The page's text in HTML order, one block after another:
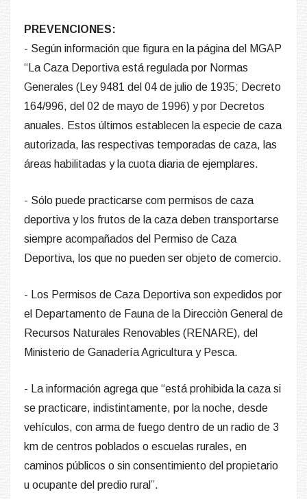
PREVENCIONES:
- Según información que figura en la página del MGAP
“La Caza Deportiva está regulada por Normas
Generales (Ley 9481 del 04 de julio de 1935; Decreto
164/996, del 02 de mayo de 1996) y por Decretos
anuales. Estos últimos establecen la especie de caza
autorizada, las respectivas temporadas de caza, las
áreas habilitadas y la cuota diaria de ejemplares.
- Sólo puede practicarse com permisos de caza
deportiva y los frutos de la caza deben transportarse
siempre acompañados del Permiso de Caza
Deportiva, los que no pueden ser objeto de comercio.
- Los Permisos de Caza Deportiva son expedidos por
el Departamento de Fauna de la Direcciòn General de
Recursos Naturales Renovables (RENARE), del
Ministerio de Ganadería Agricultura y Pesca.
- La información agrega que “está prohibida la caza si
se practicare, indistintamente, por la noche, desde
vehículos, con arma de fuego dentro de un radio de 3
km de centros poblados o escuelas rurales, en
caminos públicos o sin consentimiento del propietario
u ocupante del predio rural”.